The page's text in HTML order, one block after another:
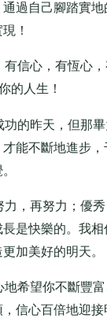
過自己腳踏實
！
信心，有恆心，
的人生！
昨天，但那畢
才能不斷地進步
再努力；優秀
是快樂的。我
加美好的明天。
希望你不斷豐富
信心百倍地迎接